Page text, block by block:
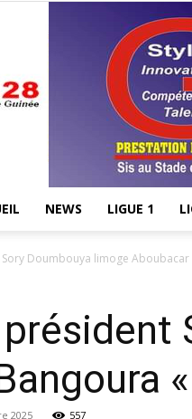
NEWS LIGUE 1
Doumbouya limoge Aboubacar
2025 557